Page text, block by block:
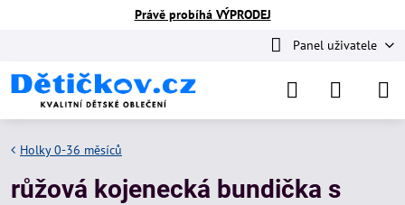
Právě probíhá VÝPRODEJ
Panel uživatele
Holky 0-36 měsíců
růžová kojenecká bundička s